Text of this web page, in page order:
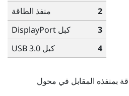
2
منفذ الطاقة
3
كبل DisplayPort
4
كبل USB 3.0
بمنفذه المقابل في محول